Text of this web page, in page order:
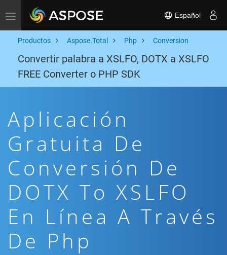
Toggle navigation Español
Productos Aspose.Total Php Conversion
Convertir palabra a XSLFO, DOTX a XSLFO
FREE Converter o PHP SDK
Aplicación
Gratuita De
Conversión De
DOTX To XSLFO
En Línea A Través
De Php